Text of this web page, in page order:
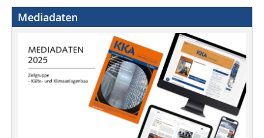
Mediadaten